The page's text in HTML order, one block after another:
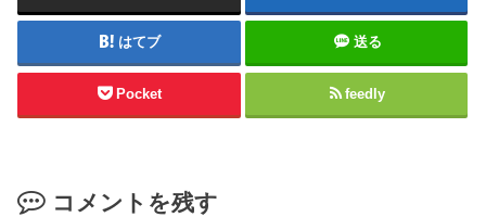
はてブ 送る
Pocket feedly
コメントを残す